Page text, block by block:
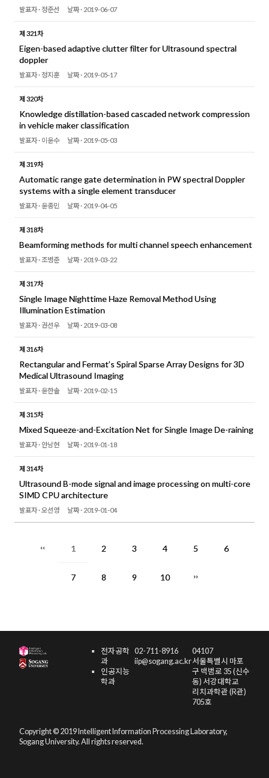
발표자 ·정준선 날짜 · 2019-06-07
제 321차
Eigen-based adaptive clutter filter for Ultrasound spectral
doppler
발표자 ·정지훈 날짜 · 2019-05-17
제 320차
Knowledge distillation-based cascaded network compression
in vehicle maker classification
발표자 · 이윤수 날짜 · 2019-05-03
제 319차
Automatic range gate determination in PW spectral Doppler
systems with a single element transducer
발표자 ·윤종민 날짜 · 2019-04-05
제 318차
Beamforming methods for multi channel speech enhancement
발표자 · 조병준 날짜 · 2019-03-22
제 317차
Single Image Nighttime Haze Removal Method Using
Illumination Estimation
발표자 ·권선우 날짜 · 2019-03-08
제 316차
Rectangular and Fermat’s Spiral Sparse Array Designs for 3D
Medical Ultrasound Imaging
발표자 ·윤한솔 날짜 · 2019-02-15
제 315차
Mixed Squeeze-and-Excitation Net for Single Image De-raining
발표자 · 안남현 날짜 · 2019-01-18
제 314차
Ultrasound B-mode signal and image processing on multi-core
SIMD CPU architecture
발표자 · 오선영 날짜 · 2019-01-04
1 2 3 4 5 6
7 8 9 10
전자공학
과
인공지능
학과
02-711-8916
iip@sogang.ac.kr
04107
서울특별시 마포
구 백범로 35 (신수
동) 서강대학교
리치과학관 (R관)
705호
Copyright © 2019 Intelligent Information Processing Laboratory,
Sogang University. All rights reserved.